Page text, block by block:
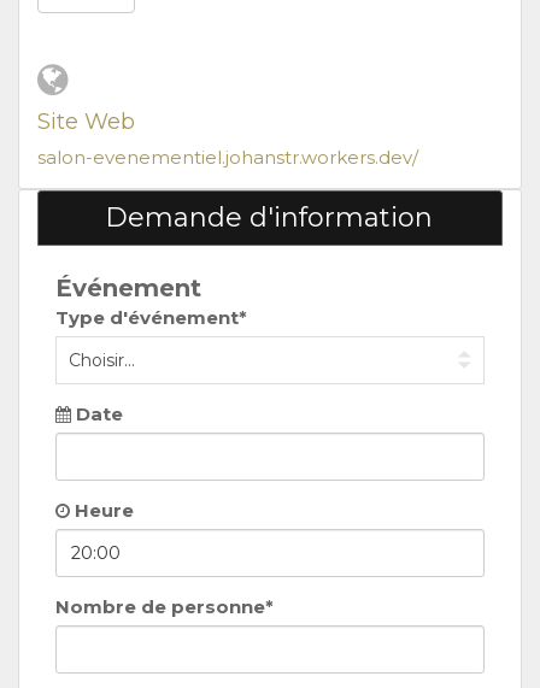
Site Web
salon-evenementiel.johanstr.workers.dev/
Demande d'information
Événement
Type d'événement*
Date
Heure
Nombre de personne*